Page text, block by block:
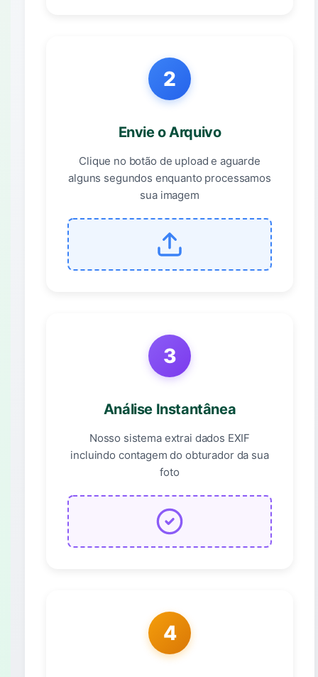
2
Envie o Arquivo
Clique no botão de upload e aguarde
alguns segundos enquanto processamos
sua imagem
3
Análise Instantânea
Nosso sistema extrai dados EXIF
incluindo contagem do obturador da sua
foto
4